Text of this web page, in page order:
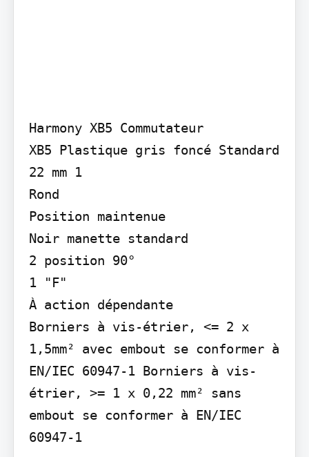
Harmony XB5 Commutateur
XB5 Plastique gris foncé Standard
22 mm 1
Rond
Position maintenue
Noir manette standard
2 position 90°
1 "F"
À action dépendante
Borniers à vis-étrier, <= 2 x
1,5mm² avec embout se conformer à
EN/IEC 60947-1 Borniers à vis-
étrier, >= 1 x 0,22 mm² sans
embout se conformer à EN/IEC
60947-1